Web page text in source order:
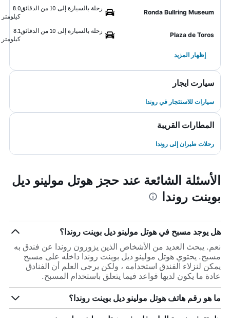
Ronda Bullring Museum
رحلة بالسيارة إلى 10 من الدقائق
8.0
كيلومتر
Plaza de Toros
رحلة بالسيارة إلى 10 من الدقائق
8.1
كيلومتر
إظهار المزيد
سيارت ايجار
سيارات للاستئجار في روندا
المطارات القريبة
رحلات طيران إلى روندا
الأسئلة الشائعة عند حجز هوتل مولينو ديل
بوينت روندا
هل يوجد مسبح في هوتل مولينو ديل بوينت روندا؟
نعم. يبحث العديد من الأشخاص الذين يزورون روندا عن فندق به
مسبح. يحتوي هوتل مولينو ديل بوينت روندا داخله على مسبح
يمكن لنزلاء الفندق استخدامه ، ولكن يرجى العلم أن الفنادق
عادة ما يكون لديها قواعد فيما يتعلق باستخدام المسبح.
ما هو رقم هاتف هوتل مولينو ديل بوينت روندا؟